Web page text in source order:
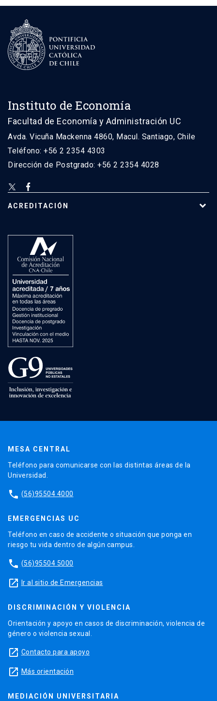
Instituto de Economía
Facultad de Economía y Administración UC
Avda. Vicuña Mackenna 4860, Macul. Santiago, Chile
Teléfono: +56 2 2354 4303
Dirección de Postgrado: +56 2 2354 4028
ACREDITACIÓN
MESA CENTRAL
Teléfono para comunicarse con las distintas áreas de la
Universidad.
phone (56)95504 4000
EMERGENCIAS UC
Teléfono en caso de accidente o situación que ponga en
riesgo tu vida dentro de algún campus.
phone (56)95504 5000
launch Ir al sitio de Emergencias
DISCRIMINACIÓN Y VIOLENCIA
Orientación y apoyo en casos de discriminación, violencia de
género o violencia sexual.
launch Contacto para apoyo
launch Más orientación
MEDIACIÓN UNIVERSITARIA